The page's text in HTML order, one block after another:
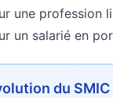
une profession
un salarié en
du